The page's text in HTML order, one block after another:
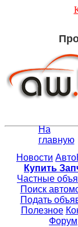
На
главную
Новости
Купить
Частные
Поиск
Подать
Полезное
Форум